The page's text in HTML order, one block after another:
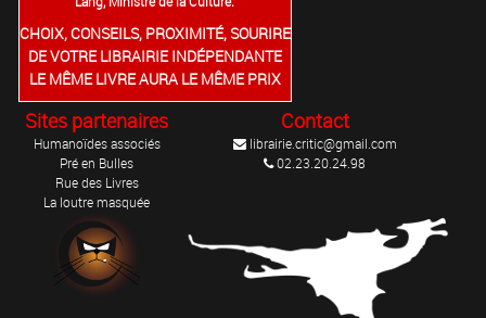
CHOIX, CONSEILS, PROXIMITÉ, SOURIRE
DE VOTRE LIBRAIRIE INDÉPENDANTE
LE MÊME LIVRE AURA LE MÊME PRIX
Sites partenaires
Humanoïdes associés
Pré en Bulles
Rue des Livres
La loutre masquée
Contact
librairie.critic@gmail.com
02.23.20.24.98